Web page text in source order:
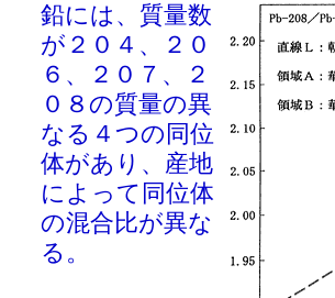
鉛には、質量数
が２０４、２０
６、２０７、２
０８の質量の異
なる４つの同位
体があり、産地
によって同位体
の混合比が異な
る。